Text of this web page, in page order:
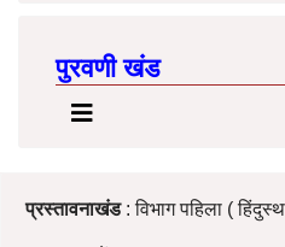
पुरवणी खंड
प्रस्तावनाखंड: विभाग पहिला (